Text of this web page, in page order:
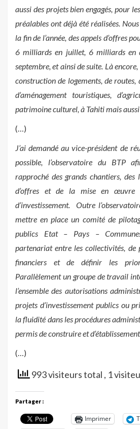
aussi des projets bien engagés, pour
préalables ont déjà été réalisées.
la fin de l’année, des appels d’offres
6 milliards en juillet, 6 milliards en
septembre, et ainsi de suite. Là
construction de logements, de routes,
d’aménagement touristiques,
patrimoine culturel, à Tahiti mais aussi
(…)
J’ai demandé au vice-président de
possible, l’observatoire du BTP
rapproché des grands chantiers, des
d’offres et de la mise en œuvre
d’investissement. Outre
mettre en place un comité de
publics Etat – Pays –
partenariat entre les collectivités, de
financiers et de définir les
Parallèlement un groupe de travail
l’ensemble des autorisations
projets d’investissement publics ou
la fluidité dans les procédures
permis de construire et
(…)
993 visiteurs total , 1
Partager :
Imprimer